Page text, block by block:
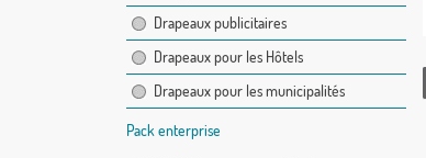
Drapeaux publicitaires
Drapeaux pour les Hôtels
Drapeaux pour les municipalités
Pack enterprise